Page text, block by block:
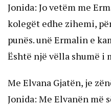
Jonida: Jo vetëm me
kolegët edhe zihemi,
punës. unë Ermalin e
Është një vëlla shumë i
Me Elvana Gjatën, je
Jonida: Me Elvanën më